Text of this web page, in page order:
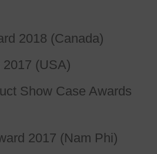
2018 (Canada)
(USA)
Show Case Awards
2017 (Nam Phi)